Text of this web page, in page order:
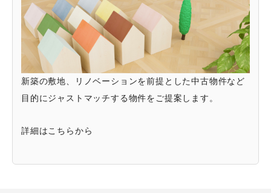
新築の敷地、リノベーションを前提とした中古物件など
目的にジャストマッチする物件をご提案します。
詳細はこちらから